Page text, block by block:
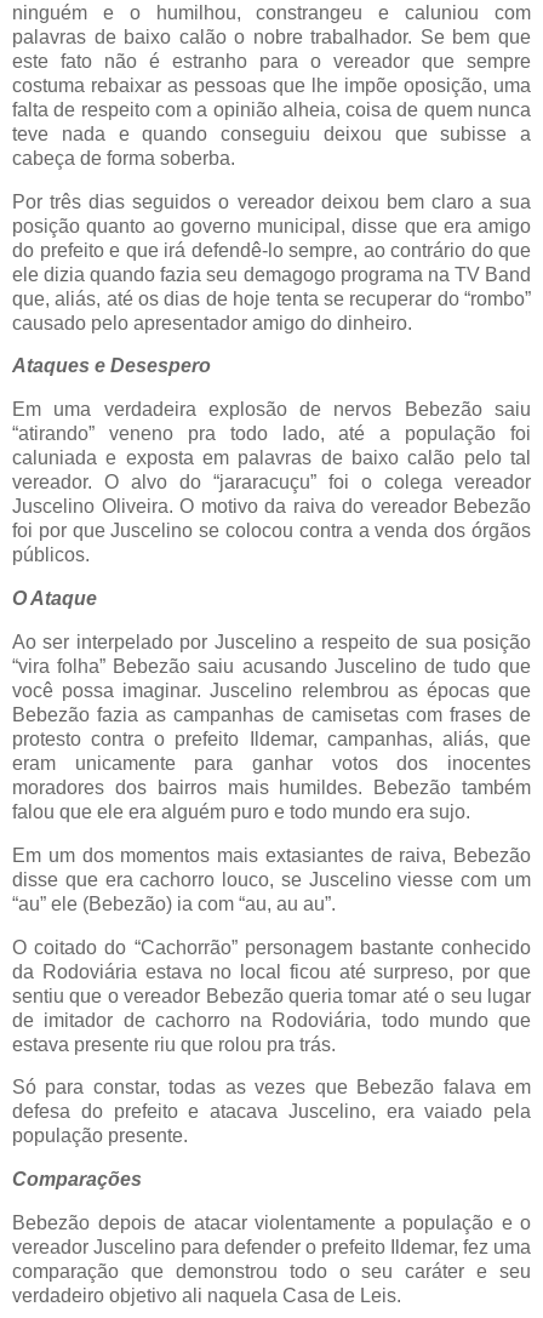
ninguém e o humilhou, constrangeu e caluniou com
palavras de baixo calão o nobre trabalhador. Se bem que
este fato não é estranho para o vereador que sempre
costuma rebaixar as pessoas que lhe impõe oposição, uma
falta de respeito com a opinião alheia, coisa de quem nunca
teve nada e quando conseguiu deixou que subisse a
cabeça de forma soberba.
Por três dias seguidos o vereador deixou bem claro a sua
posição quanto ao governo municipal, disse que era amigo
do prefeito e que irá defendê-lo sempre, ao contrário do que
ele dizia quando fazia seu demagogo programa na TV Band
que, aliás, até os dias de hoje tenta se recuperar do “rombo”
causado pelo apresentador amigo do dinheiro.
Ataques e Desespero
Em uma verdadeira explosão de nervos Bebezão saiu
“atirando” veneno pra todo lado, até a população foi
caluniada e exposta em palavras de baixo calão pelo tal
vereador. O alvo do “jararacuçu” foi o colega vereador
Juscelino Oliveira. O motivo da raiva do vereador Bebezão
foi por que Juscelino se colocou contra a venda dos órgãos
públicos.
O Ataque
Ao ser interpelado por Juscelino a respeito de sua posição
“vira folha” Bebezão saiu acusando Juscelino de tudo que
você possa imaginar. Juscelino relembrou as épocas que
Bebezão fazia as campanhas de camisetas com frases de
protesto contra o prefeito Ildemar, campanhas, aliás, que
eram unicamente para ganhar votos dos inocentes
moradores dos bairros mais humildes. Bebezão também
falou que ele era alguém puro e todo mundo era sujo.
Em um dos momentos mais extasiantes de raiva, Bebezão
disse que era cachorro louco, se Juscelino viesse com um
“au” ele (Bebezão) ia com “au, au au”.
O coitado do “Cachorrão” personagem bastante conhecido
da Rodoviária estava no local ficou até surpreso, por que
sentiu que o vereador Bebezão queria tomar até o seu lugar
de imitador de cachorro na Rodoviária, todo mundo que
estava presente riu que rolou pra trás.
Só para constar, todas as vezes que Bebezão falava em
defesa do prefeito e atacava Juscelino, era vaiado pela
população presente.
Comparações
Bebezão depois de atacar violentamente a população e o
vereador Juscelino para defender o prefeito Ildemar, fez uma
comparação que demonstrou todo o seu caráter e seu
verdadeiro objetivo ali naquela Casa de Leis.